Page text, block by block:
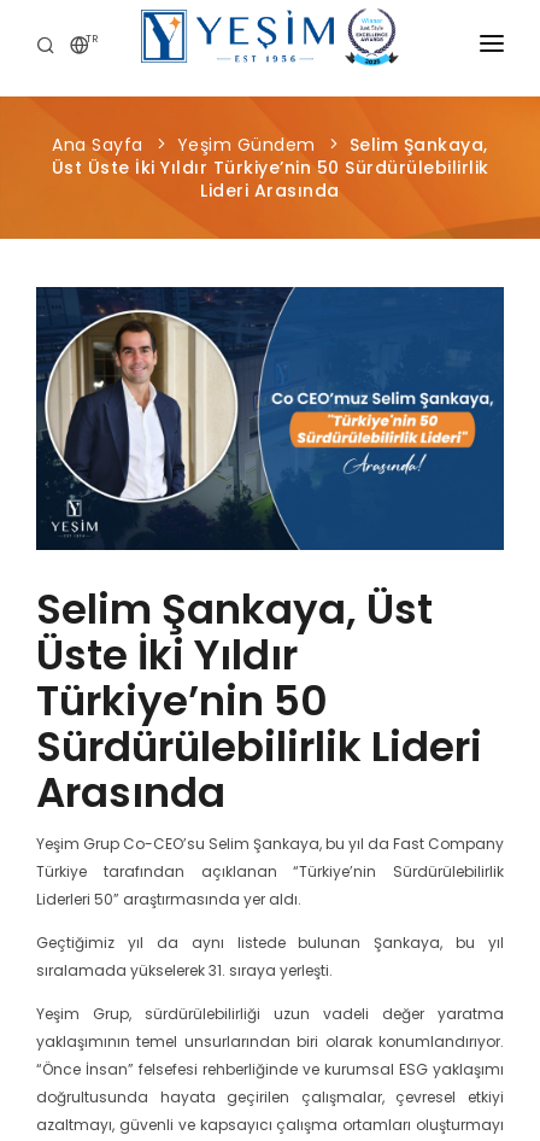
TR
KURUMSAL
ÜRÜNLERIMIZ
SÜRDÜRÜLEBILIRLIK
MEDYA MERKEZI
Ana Sayfa Yeşim Gündem
Selim Şankaya,
Üst Üste İki Yıldır Türkiye’nin 50 Sürdürülebilirlik
Lideri Arasında
Selim Şankaya, Üst
Üste İki Yıldır
Türkiye’nin 50
Sürdürülebilirlik Lideri
Arasında
Yeşim Grup Co-CEO’su Selim Şankaya, bu yıl da Fast Company
Türkiye tarafından açıklanan “Türkiye’nin Sürdürülebilirlik
Liderleri 50” araştırmasında yer aldı.
Geçtiğimiz yıl da aynı listede bulunan Şankaya, bu yıl
sıralamada yükselerek 31. sıraya yerleşti.
Yeşim Grup, sürdürülebilirliği uzun vadeli değer yaratma
yaklaşımının temel unsurlarından biri olarak konumlandırıyor.
“Önce İnsan” felsefesi rehberliğinde ve kurumsal ESG yaklaşımı
doğrultusunda hayata geçirilen çalışmalar, çevresel etkiyi
azaltmayı, güvenli ve kapsayıcı çalışma ortamları oluşturmayı